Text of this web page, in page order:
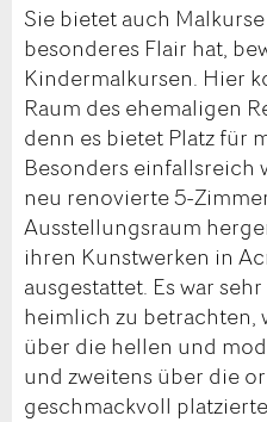
Sie bietet auch
besonderes Flair hat,
Kindermalkursen. Hier
Raum des ehemaligen
denn es bietet Platz für
Besonders einfallsreich
neu renovierte 5-
Ausstellungsraum
ihren Kunstwerken in
ausgestattet. Es war
heimlich zu betrachten,
über die hellen und
und zweitens über die
geschmackvoll